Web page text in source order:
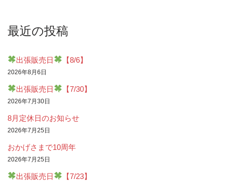
最近の投稿
出張販売日 【8/6】
2026年8月6日
出張販売日 【7/30】
2026年7月30日
8月定休日のお知らせ
2026年7月25日
おかげさまで10周年
2026年7月25日
出張販売日 【7/23】